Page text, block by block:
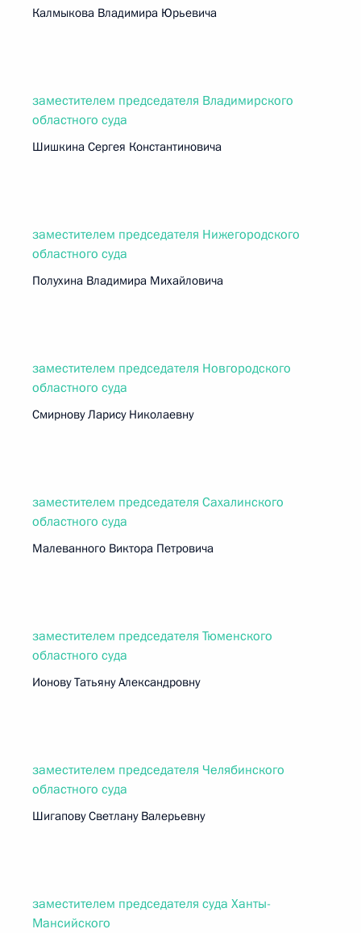
Калмыкова Владимира Юрьевича
заместителем председателя Владимирского
областного суда
Шишкина Сергея Константиновича
заместителем председателя Нижегородского
областного суда
Полухина Владимира Михайловича
заместителем председателя Новгородского
областного суда
Смирнову Ларису Николаевну
заместителем председателя Сахалинского
областного суда
Малеванного Виктора Петровича
заместителем председателя Тюменского
областного суда
Ионову Татьяну Александровну
заместителем председателя Челябинского
областного суда
Шигапову Светлану Валерьевну
заместителем председателя суда Ханты-
Мансийского